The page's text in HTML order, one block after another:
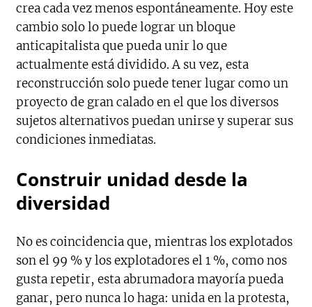
crea cada vez menos espontáneamente. Hoy este
cambio solo lo puede lograr un bloque
anticapitalista que pueda unir lo que
actualmente está dividido. A su vez, esta
reconstrucción solo puede tener lugar como un
proyecto de gran calado en el que los diversos
sujetos alternativos puedan unirse y superar sus
condiciones inmediatas.
Construir unidad desde la
diversidad
No es coincidencia que, mientras los explotados
son el 99 % y los explotadores el 1 %, como nos
gusta repetir, esta abrumadora mayoría pueda
ganar, pero nunca lo haga: unida en la protesta,